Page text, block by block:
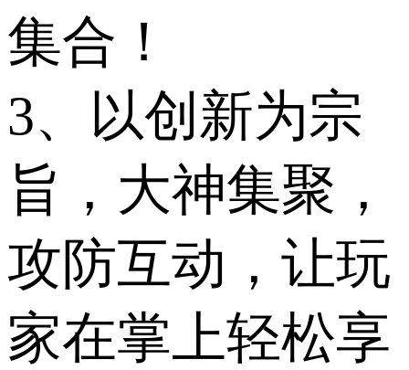
集合！
3、以创新为宗
旨，大神集聚，
攻防互动，让玩
家在掌上轻松享